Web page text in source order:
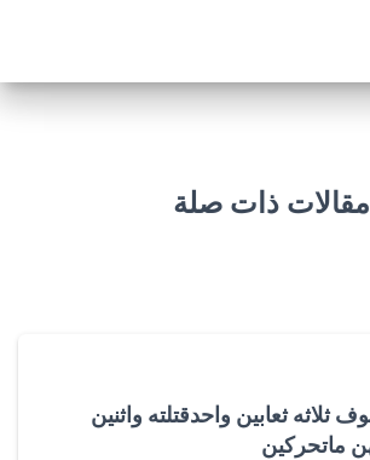
مقالات ذات صلة
ثعابين واحدقتلته واثنين
ماتحركين